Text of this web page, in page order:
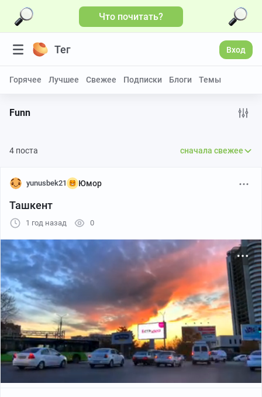
Что почитать?
Тег Вход
Горячее Лучшее Свежее Подписки Блоги Темы
Funn
4 поста сначала свежее
yunusbek21 Юмор
Ташкент
1 год назад 0
Больше видео